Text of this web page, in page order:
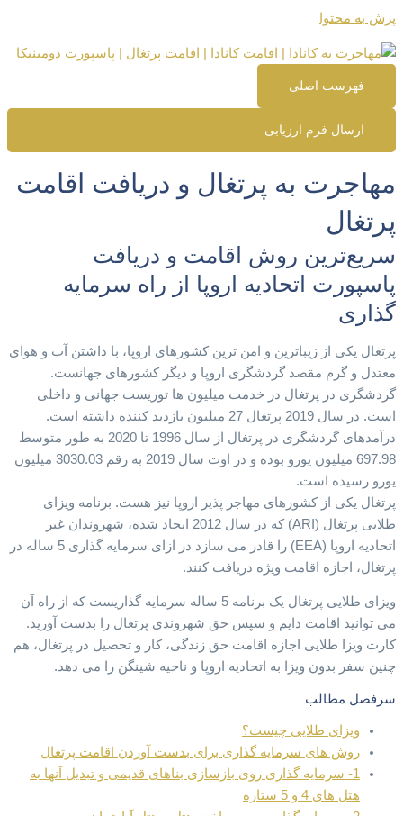
پرش به محتوا
فهرست اصلی
ارسال فرم ارزیابی
مهاجرت به پرتغال و دریافت اقامت
پرتغال
سریع‌ترین روش اقامت و دریافت
پاسپورت اتحادیه اروپا از راه سرمایه
گذاری
پرتغال یکی از زیباترین و امن ترین کشورهای اروپا، با داشتن آب و هوای
معتدل و گرم مقصد گردشگری اروپا و دیگر کشورهای جهانست.
گردشگری در پرتغال در خدمت میلیون ها توریست جهانی و داخلی
است. در سال 2019 پرتغال 27 میلیون بازدید کننده داشته است.
درآمدهای گردشگری در پرتغال از سال 1996 تا 2020 به طور متوسط
697.98 میلیون یورو بوده و در اوت سال 2019 به رقم 3030.03 میلیون
یورو رسیده است.
پرتغال یکی از کشورهای مهاجر پذیر اروپا نیز هست. برنامه ویزای
طلایی پرتغال (ARI) که در سال 2012 ایجاد شده، شهروندان غیر
اتحادیه اروپا (EEA) را قادر می سازد در ازای سرمایه گذاری 5 ساله در
پرتغال، اجازه اقامت ویژه دریافت کنند.
ویزای طلایی پرتغال یک برنامه 5 ساله سرمایه گذاریست که از راه آن
می توانید اقامت دایم و سپس حق شهروندی پرتغال را بدست آورید.
کارت ویزا طلایی اجازه اقامت حق زندگی، کار و تحصیل در پرتغال، هم
چنین سفر بدون ویزا به اتحادیه اروپا و ناحیه شینگن را می دهد.
سرفصل مطالب
ویزای طلایی چیست؟
روش های سرمایه گذاری برای بدست آوردن اقامت پرتغال
1- سرمایه گذاری روی بازسازی بناهای قدیمی و تبدیل آنها به
هتل های 4 و 5 ستاره